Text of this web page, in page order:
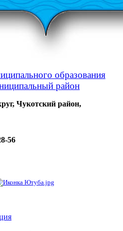
образования
район
Чукотский район,
56